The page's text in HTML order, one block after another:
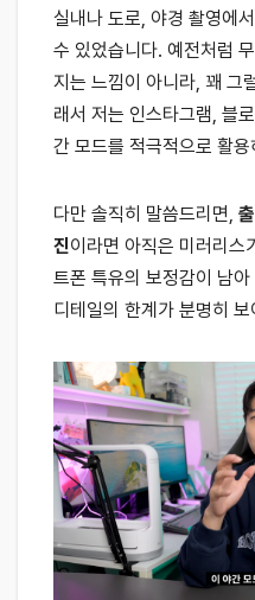
실내나 도로, 야경 촬영에
수 있었습니다. 예전처럼
지는 느낌이 아니라, 꽤 그
래서 저는 인스타그램, 블
간 모드를 적극적으로 활
다만 솔직히 말씀드리면,
진이라면 아직은 미러리스
트폰 특유의 보정감이 남
디테일의 한계가 분명히